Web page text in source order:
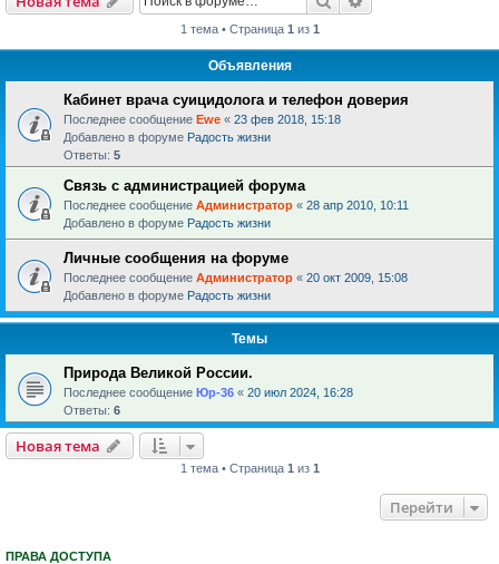
1 тема • Страница 1 из 1
Объявления
Кабинет врача суицидолога и телефон доверия
Последнее сообщение Ewe « 23 фев 2018, 15:18
Добавлено в форуме Радость жизни
Ответы: 5
Связь с администрацией форума
Последнее сообщение Администратор « 28 апр 2010, 10:11
Добавлено в форуме Радость жизни
Личные сообщения на форуме
Последнее сообщение Администратор « 20 окт 2009, 15:08
Добавлено в форуме Радость жизни
Темы
Природа Великой России.
Последнее сообщение Юр-36 « 20 июл 2024, 16:28
Ответы: 6
Новая тема
1 тема • Страница 1 из 1
Перейти
ПРАВА ДОСТУПА